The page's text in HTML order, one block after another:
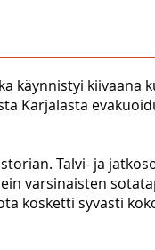
käynnistyi kiivaana
Karjalasta
Talvi- ja
varsinaisten
kosketti syvästi